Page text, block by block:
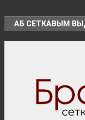
АБ СЕТКАВЫМ